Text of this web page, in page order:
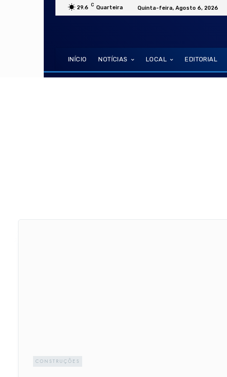
29.6 C Quarteira Quinta-feira, Agosto 6, 2026
INÍCIO NOTÍCIAS LOCAL EDITORIAL
CONSTRUÇÕES